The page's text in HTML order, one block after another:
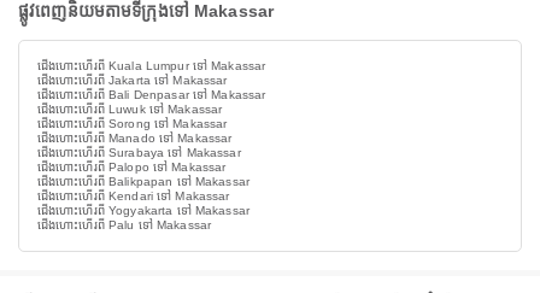
ផ្លូវពេញនិយមតាមទីក្រុងទៅ Makassar
ជើងហោះហើរពី Kuala Lumpur ទៅ Makassar
ជើងហោះហើរពី Jakarta ទៅ Makassar
ជើងហោះហើរពី Bali Denpasar ទៅ Makassar
ជើងហោះហើរពី Luwuk ទៅ Makassar
ជើងហោះហើរពី Sorong ទៅ Makassar
ជើងហោះហើរពី Manado ទៅ Makassar
ជើងហោះហើរពី Surabaya ទៅ Makassar
ជើងហោះហើរពី Palopo ទៅ Makassar
ជើងហោះហើរពី Balikpapan ទៅ Makassar
ជើងហោះហើរពី Kendari ទៅ Makassar
ជើងហោះហើរពី Yogyakarta ទៅ Makassar
ជើងហោះហើរពី Palu ទៅ Makassar